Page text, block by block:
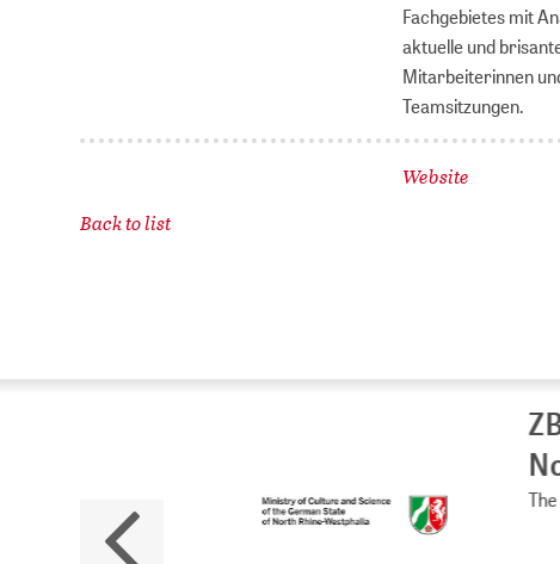
Fachgebietes mit
aktuelle und
Mitarbeiterinnen
Teamsitzungen.
Website
Back to list
The